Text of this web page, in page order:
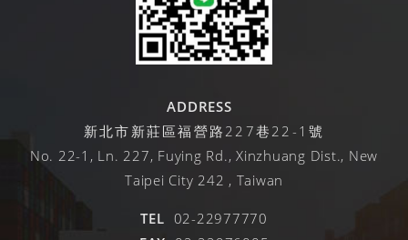
ADDRESS
新北市新莊區福營路227巷22-1號
No. 22-1, Ln. 227, Fuying Rd., Xinzhuang Dist., New
Taipei City 242 , Taiwan
TEL 02-22977770